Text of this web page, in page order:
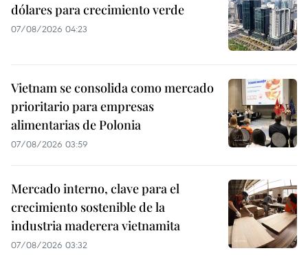
dólares para crecimiento verde
07/08/2026 04:23
Vietnam se consolida como mercado
prioritario para empresas
alimentarias de Polonia
07/08/2026 03:59
Mercado interno, clave para el
crecimiento sostenible de la
industria maderera vietnamita
07/08/2026 03:32